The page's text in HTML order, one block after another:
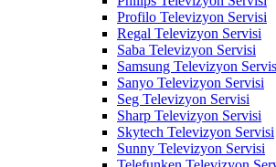
Profilo Televizyon Servisi
Regal Televizyon Servisi
Saba Televizyon Servisi
Samsung Televizyon
Sanyo Televizyon Servisi
Seg Televizyon Servisi
Sharp Televizyon Servisi
Skytech Televizyon Servisi
Sunny Televizyon Servisi